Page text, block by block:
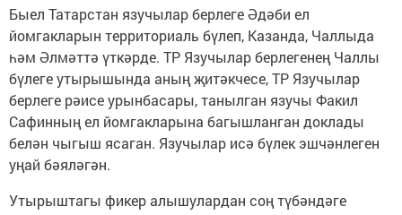
Быел Татарстан язучылар берлеге Әдәби ел
йомгакларын территориаль бүлеп, Казанда, Чаллыда
һәм Әлмәттә үткәрде. ТР Язучылар берлегенең Чаллы
бүлеге утырышында аның җитәкчесе, ТР Язучылар
берлеге рәисе урынбасары, танылган язучы Факил
Сафинның ел йомгакларына багышланган доклады
белән чыгыш ясаган. Язучылар исә бүлек эшчәнлеген
уңай бәяләгән.
Утырыштагы фикер алышулардан соң түбәндәге